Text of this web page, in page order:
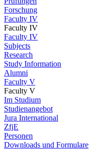
Forschung
Faculty IV
Faculty IV
Faculty IV
Subjects
Research
Study Information
Alumni
Faculty V
Faculty V
Im Studium
Studienangebot
Jura International
ZfjE
Personen
Downloads und Formulare